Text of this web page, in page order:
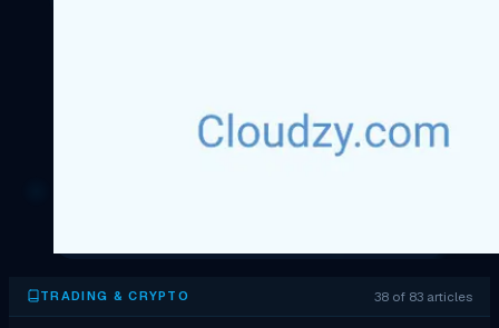
TRADING & CRYPTO 38 of 83 articles